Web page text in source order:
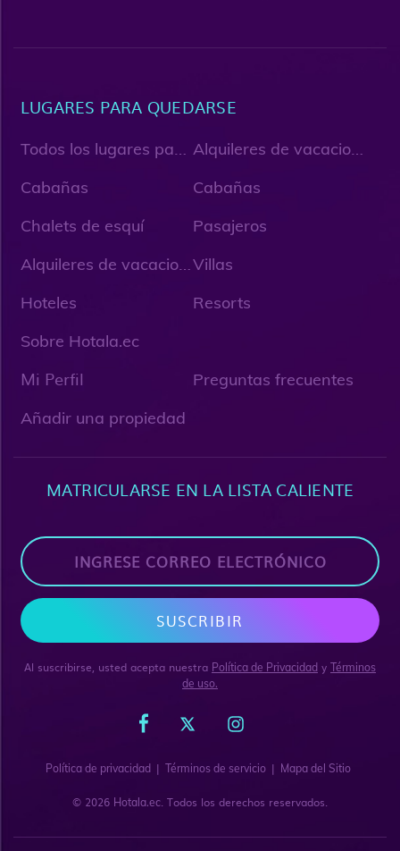
LUGARES PARA QUEDARSE
T
odos los lugares para quedarse A
lquileres de vacaciones
Cabañas
Cabañas
Chalets de esquí
Pasajeros
A
lquileres de vacaciones únicosVillas
Hoteles
Resorts
Sobre Hotala.ec
Mi Perfil
Preguntas frecuentes
Añadir una propiedad
MATRICULARSE EN LA LISTA CALIENTE
SUSCRIBIR
Al suscribirse, usted acepta nuestra Política de Privacidad y Términos
de uso.
Política de privacidad | Términos de servicio | Mapa del Sitio
© 2026 Hotala.ec. Todos los derechos reservados.